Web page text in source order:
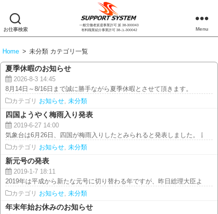
お仕事検索
株
式
ー
ム
一般労働者派遣事業許可 派 38-300043
有料職業紹介事業許可 38-ユ-300042
Menu
Home > 未分類 カテゴリ一覧
夏季休暇のお知らせ
2026-8-3 14:45
8月14日～8/16日まで誠に勝手ながら夏季休暇とさせて頂きます。
カテゴリ お知らせ, 未分類
四国ようやく梅雨入り発表
2019-6-27 14:00
気象台は6月26日、四国が梅雨入りしたとみられると発表しました。 四国
カテゴリ お知らせ, 未分類
新元号の発表
2019-1-7 18:11
2019年は平成から新たな元号に切り替わる年ですが、昨日総理大臣より
カテゴリ お知らせ, 未分類
年末年始お休みのお知らせ